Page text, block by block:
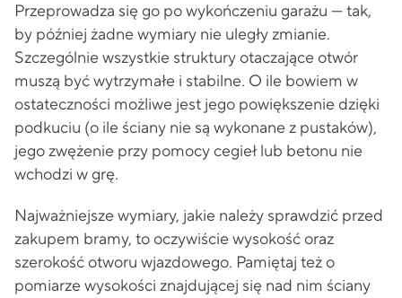
Przeprowadza się go po wykończeniu garażu — tak,
by później żadne wymiary nie uległy zmianie.
Szczególnie wszystkie struktury otaczające otwór
muszą być wytrzymałe i stabilne. O ile bowiem w
ostateczności możliwe jest jego powiększenie dzięki
podkuciu (o ile ściany nie są wykonane z pustaków),
jego zwężenie przy pomocy cegieł lub betonu nie
wchodzi w grę.
Najważniejsze wymiary, jakie należy sprawdzić przed
zakupem bramy, to oczywiście wysokość oraz
szerokość otworu wjazdowego. Pamiętaj też o
pomiarze wysokości znajdującej się nad nim ściany